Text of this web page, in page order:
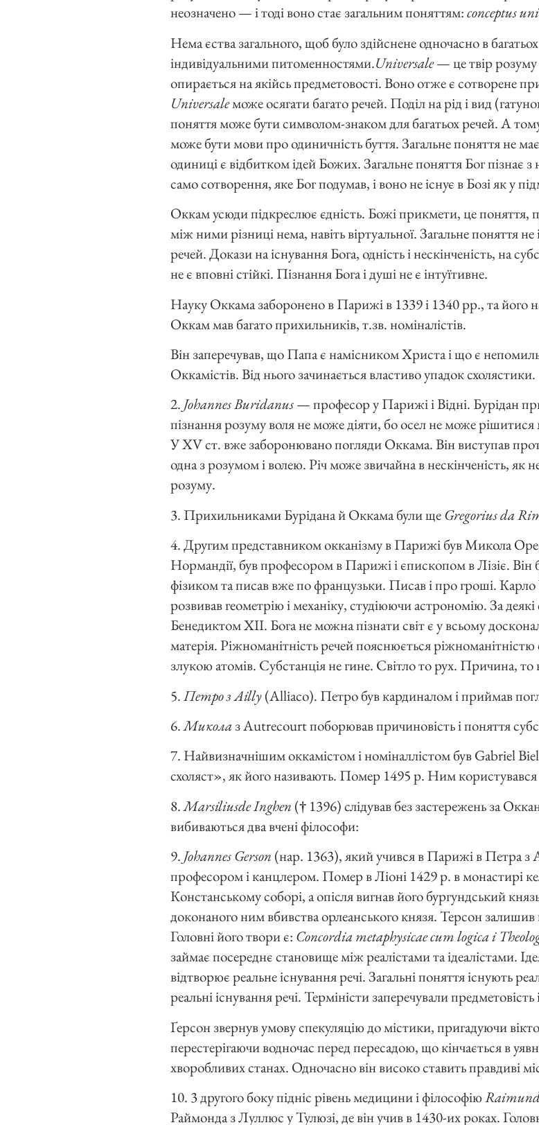
неозначено — і тоді воно стає загальним поняттям:conceptus
Нема єства загального, щоб було здійснене одночасно в
індивідуальними питоменностями.Universale— це твір розуму
опирається на якійсь предметовості. Воно отже є сотворене
Universaleможе осягати багато речей. Поділ на рід і вид
поняття може бути символом-знаком для багатьох речей. А
може бути мови про одиничність буття. Загальне поняття не
одиниці є відбитком ідей Божих. Загальне поняття Бог пізнає з
само сотворення, яке Бог подумав, і воно не існує в Бозі як у
Оккам усюди підкреслює єдність. Божі прикмети, це поняття,
між ними різниці нема, навіть віртуальної. Загальне поняття
речей. Докази на існування Бога, одність і нескінченість, на
не є вповні стійкі. Пізнання Бога і душі не є інтуїтивне.
Науку Оккама заборонено в Парижі в 1339 і 1340 рр., та його
Оккам мав багато прихильників, т.зв. номіналістів.
Він заперечував, що Папа є намісником Христа і що є
Оккамістів. Від нього зачинається властиво упадок схолястики.
2. Johannes Buridanus— професор у Парижі і Відні. Бурідан
пізнання розуму воля не може діяти, бо осел не може рішитися
У XV ст. вже заборонювано погляди Оккама. Він виступав
одна з розумом і волею. Річ може звичайна в нескінченість, як
розуму.
3. Прихильниками Бурідана й Оккама були щеGregorius da
4. Другим представником окканізму в Парижі був Микола
Нормандії, був професором в Парижі і єпископом в Лізіє.
фізиком та писав вже по французьки. Писав і про гроші.
розвивав геометрію і механіку, студіюючи астрономію. За
Бенедиктом XII. Бога не можна пізнати світ є у всьому
матерія. Ріжноманітність речей пояснюється
злукою атомів. Субстанція не гине. Світло то рух. Причина, то
5.Петро з Ailly(Alliaco). Петро був кардиналом і приймав
6.Микола з Autrecourt поборював причиновість і поняття
7. Найвизначнішим оккамістом і номіналлістом був Gabriel
схоляст», як його називають. Помер 1495 р. Ним
8.Marsiliusde Inghen(† 1396) слідував без застережень за
вибиваються два вчені філософи:
9. Johannes Gerson(нар. 1363), який учився в Парижі в Петра з
професором і канцлером. Помер в Ліоні 1429 р. в монастирі
Констанському соборі, а опісля вигнав його бургундський
доконаного ним вбивства орлеанського князя. Терсон
Головні його твори є: Concordia metaphysicae cum logica i
займає посереднє становище між реалістами та ідеалістами.
відтворює реальне існування речі. Загальні поняття існують
реальні існування речі. Терміністи заперечували
Ґерсон звернув умову спекуляцію до містики, пригадуючи
перестерігаючи водночас перед пересадою, що кінчається в
хворобливих станах. Одночасно він високо ставить правдиві
10. 3 другого боку підніс рівень медицини і філософію
Раймонда з Луллюс у Тулюзі, де він учив в 1430-их роках.